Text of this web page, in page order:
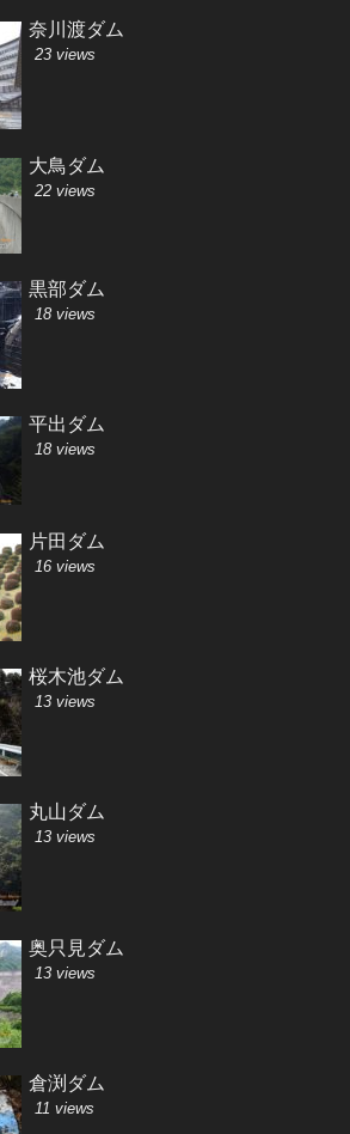
奈川渡ダム
23 views
大鳥ダム
22 views
黒部ダム
18 views
平出ダム
18 views
片田ダム
16 views
桜木池ダム
13 views
丸山ダム
13 views
奥只見ダム
13 views
倉渕ダム
11 views